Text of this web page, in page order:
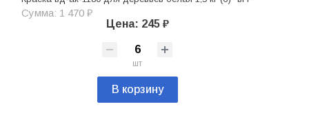
Сумма: 1 470 ₽
Цена: 245 ₽
шт
В корзину